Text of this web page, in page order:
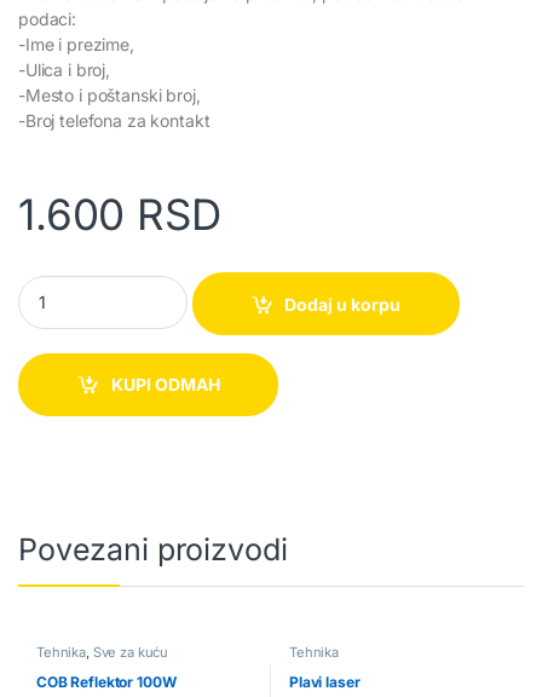
podaci:
-Ime i prezime,
-Ulica i broj,
-Mesto i poštanski broj,
-Broj telefona za kontakt
1.600 RSD
E10 Bluetooth slušalice quantity
Dodaj u korpu
KUPI ODMAH
Povezani proizvodi
Tehnika, Sve za kuću
COB Reflektor 100W
Tehnika
Plavi laser